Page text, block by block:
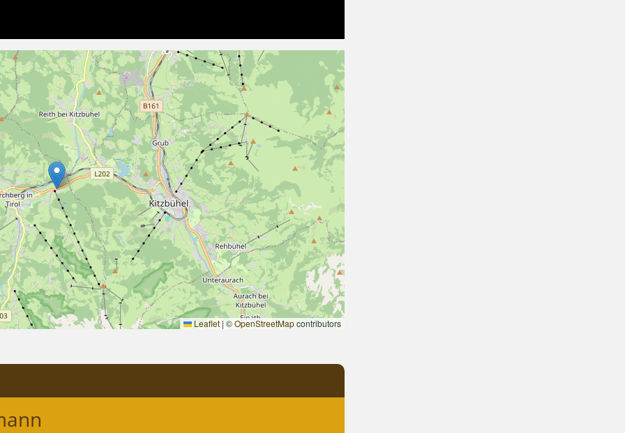
Leaflet | ©OpenStreetMapcontributors